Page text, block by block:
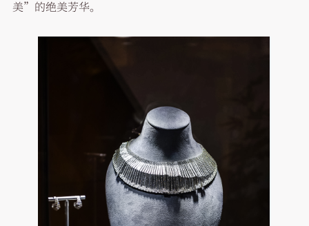
美”的绝美芳华。